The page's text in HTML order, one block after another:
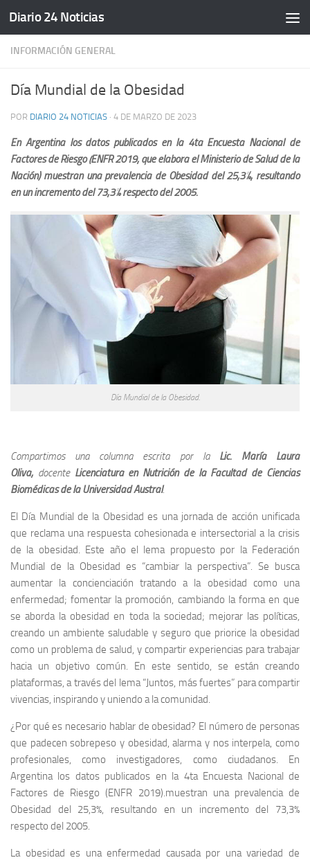
Saltar al contenido
Diario 24 Noticias
INFORMACIÓN GENERAL
Día Mundial de la Obesidad
POR DIARIO 24 NOTICIAS · 4 DE MARZO DE 2023
En Argentina los datos publicados en la 4ta Encuesta Nacional de
Factores de Riesgo (ENFR 2019, que elabora el Ministerio de Salud de la
Nación) muestran una prevalencia de Obesidad del 25,3%, resultando
en un incremento del 73,3% respecto del 2005.
Día Mundial de la Obesidad.
Compartimos una columna escrita por la Lic. María Laura
Oliva, docente Licenciatura en Nutrición de la Facultad de Ciencias
Biomédicas de la Universidad Austral.
El Día Mundial de la Obesidad es una jornada de acción unificada
que reclama una respuesta cohesionada e intersectorial a la crisis
de la obesidad. Este año el lema propuesto por la Federación
Mundial de la Obesidad es “cambiar la perspectiva”. Se busca
aumentar la concienciación tratando a la obesidad como una
enfermedad; fomentar la promoción, cambiando la forma en que
se aborda la obesidad en toda la sociedad; mejorar las políticas,
creando un ambiente saludable y seguro que priorice la obesidad
como un problema de salud, y compartir experiencias para trabajar
hacia un objetivo común. En este sentido, se están creando
plataformas, a través del lema “Juntos, más fuertes” para compartir
vivencias, inspirando y uniendo a la comunidad.
¿Por qué es necesario hablar de obesidad? El número de personas
que padecen sobrepeso y obesidad, alarma y nos interpela, como
profesionales, como investigadores, como ciudadanos. En
Argentina los datos publicados en la 4ta Encuesta Nacional de
Factores de Riesgo (ENFR 2019).muestran una prevalencia de
Obesidad del 25,3%, resultando en un incremento del 73,3%
respecto del 2005.
La obesidad es una enfermedad causada por una variedad de